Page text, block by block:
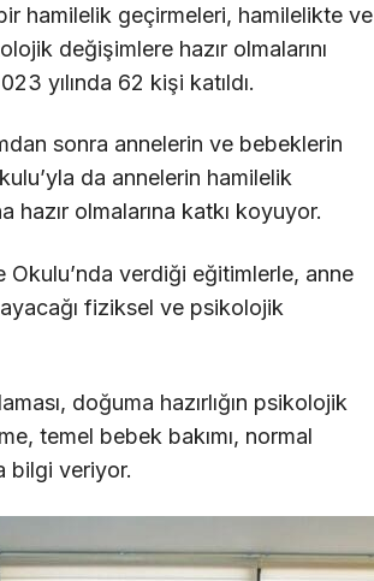
hamilelik geçirmeleri, hamilelikte ve
değişimlere hazır olmalarını
yılında 62 kişi katıldı.
sonra annelerin ve bebeklerin
da annelerin hamilelik
hazır olmalarına katkı koyuyor.
verdiği eğitimlerle, anne
fiziksel ve psikolojik
doğuma hazırlığın psikolojik
temel bebek bakımı, normal
bilgi veriyor.